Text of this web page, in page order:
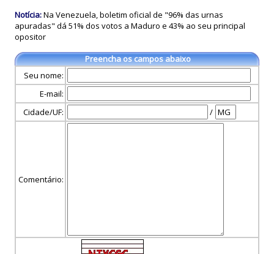
Notícia:Na Venezuela, boletim oficial de "96% das urnas
apuradas" dá 51% dos votos a Maduro e 43% ao seu principal
opositor
Preencha os campos abaixo
Seu nome:
E-mail:
Cidade/UF:
/
Comentário: